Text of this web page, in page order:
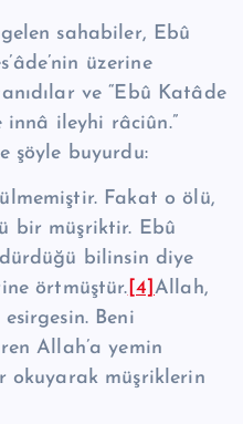
sahabiler, Ebû
üzerine
ve “Ebû Katâde
ileyhi râciûn.”
şöyle buyurdu:
Fakat o ölü,
bir müşriktir. Ebû
bilinsin diye
örtmüştür. [4]Allah,
Beni
Allah’a yemin
okuya­rak müşriklerin